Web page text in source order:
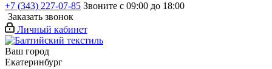
+7 (343) 227-07-85 Звоните с 09:00 до 18:00
Заказать звонок
Личный кабинет
Ваш город
Екатеринбург